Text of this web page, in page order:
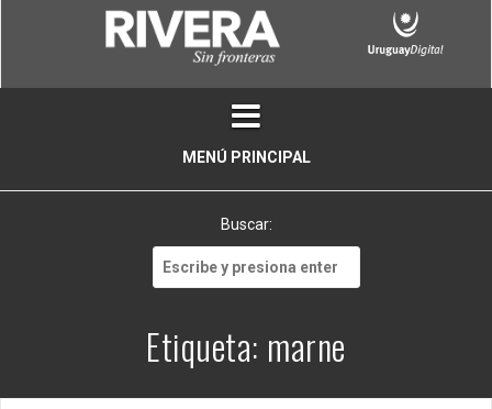
MENÚ PRINCIPAL
Buscar:
Etiqueta: marne